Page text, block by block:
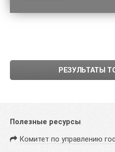
РЕЗУЛЬТАТЫ
Полезные ресурсы
Комитет по управлению